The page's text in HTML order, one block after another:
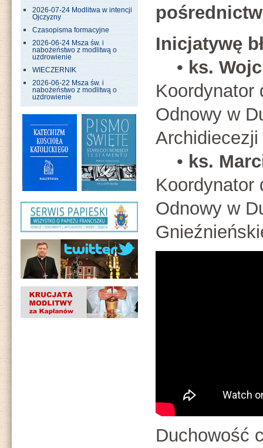
2026-07-24 Modlitwa w intencji
Ojczyzny
Czasopisma formacyjne
2026-06-24 Msza św. i
nabożeństwo z modlitwą o
uzdrowienie
WIECZERNIK
2026-06-22 Msza św. i
nabożeństwo z modlitwą o
uzdrowienie
Inicjatywę
• ks.
Koordynator
Odnowy w
Archidiecezji
• ks.
Koordynator
Odnowy w
Duchowość